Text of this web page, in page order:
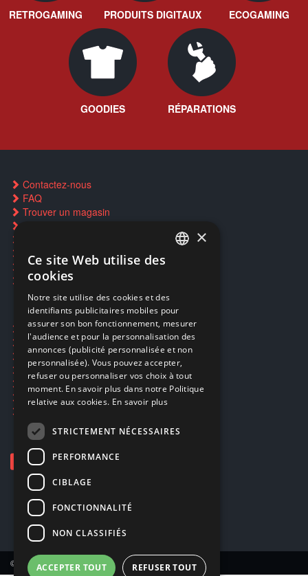
RETROGAMING PRODUITS DIGITAUX ECOGAMING
GOODIES RÉPARATIONS
Contactez-nous
FAQ
Trouver un magasin
Restauration CD griffés
Réparations & SAV
Smartpoints
Ecogaming
Expédition & retours
Confidentialité
Conditions générales
EA Sport UFC 6
Call of Duty: Modern Warfare 4
Rachat et revente de jeux en cash
© Copyright 2026 Smartoys SA – Tous droits réservés.
ENGLISH
×
Ce site Web utilise des
cookies
Notre site utilise des cookies et des
identifiants publicitaires mobiles pour
assurer son bon fonctionnement, mesurer
l'audience et pour la personnalisation des
annonces (publicité personnalisée et non
personnalisée). Vous pouvez accepter,
refuser ou personnaliser vos choix à tout
moment. En savoir plus dans notre Politique
relative aux cookies. En savoir plus
STRICTEMENT NÉCESSAIRES
PERFORMANCE
CIBLAGE
FONCTIONNALITÉ
NON CLASSIFIÉS
ACCEPTER TOUT REFUSER TOUT